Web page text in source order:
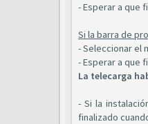
- Esperar a que
Si la barra de
- Seleccionar el
- Esperar a que
La telecarga
- Si la
finalizado